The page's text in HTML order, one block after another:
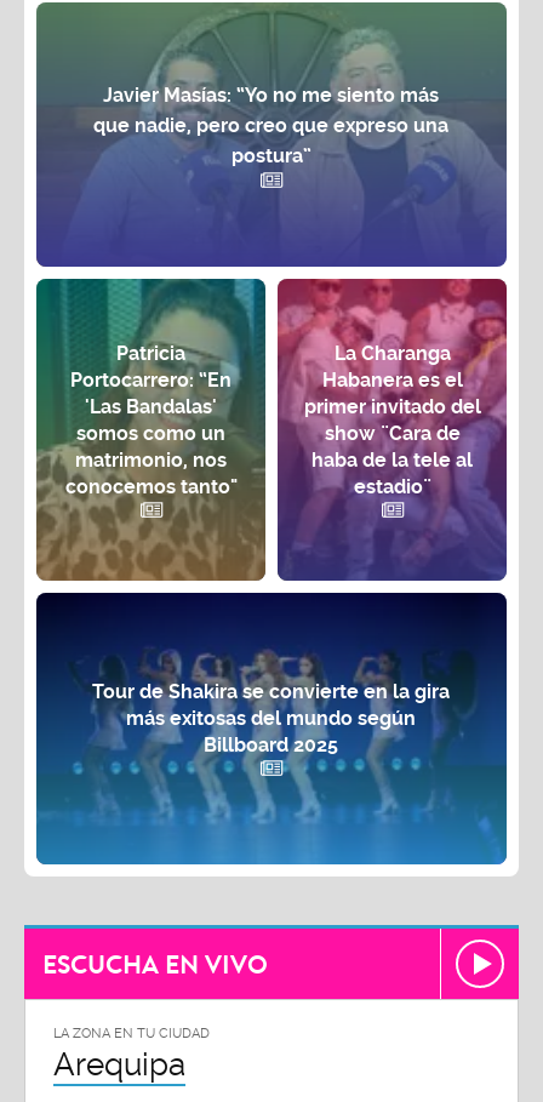
Javier Masías: “Yo no me siento más
que nadie, pero creo que expreso una
postura”
Patricia
Portocarrero: “En
'Las Bandalas'
somos como un
matrimonio, nos
conocemos tanto"
La Charanga
Habanera es el
primer invitado del
show ¨Cara de
haba de la tele al
estadio¨
Tour de Shakira se convierte en la gira
más exitosas del mundo según
Billboard 2025
ESCUCHA EN VIVO
LA ZONA EN TU CIUDAD
Arequipa